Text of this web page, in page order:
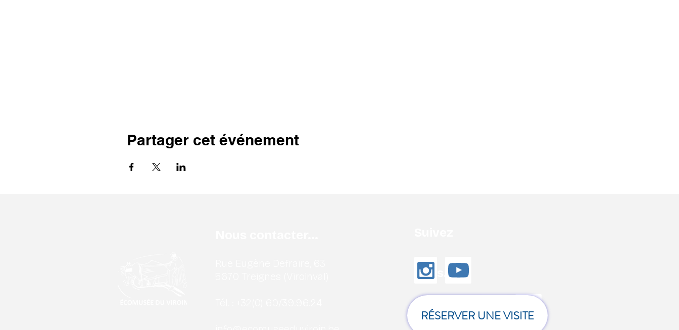
Partager cet événement
nous...
RÉSERVER UNE VISITE